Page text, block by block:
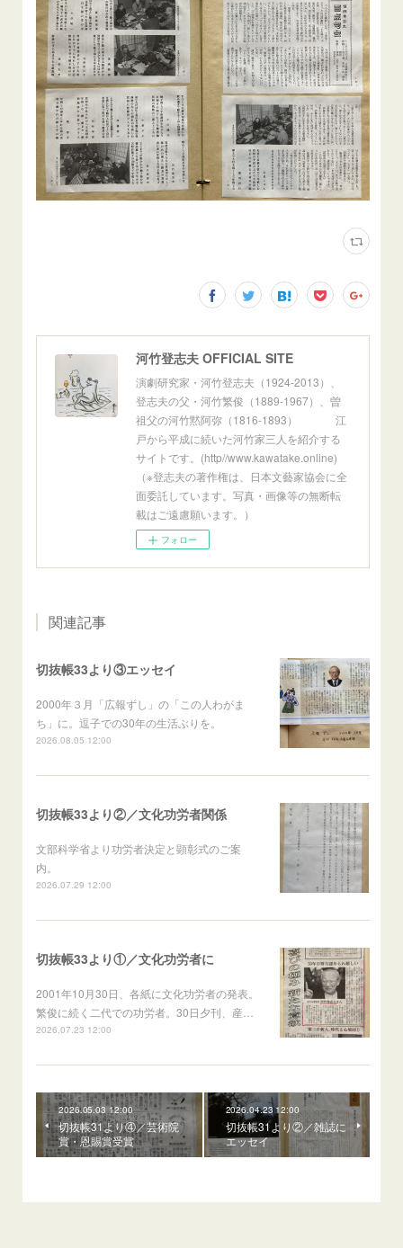
河竹登志夫 OFFICIAL SITE
演劇研究家・河竹登志夫（1924-2013）、
登志夫の父・河竹繁俊（1889-1967）、曽
祖父の河竹黙阿弥（1816-1893） 江
戸から平成に続いた河竹家三人を紹介する
サイトです。(http//www.kawatake.online)
（※登志夫の著作権は、日本文藝家協会に全
面委託しています。写真・画像等の無断転
載はご遠慮願います。）
フォロー
関連記事
切抜帳33より③エッセイ
2000年３月「広報ずし」の「この人わがま
ち」に。逗子での30年の生活ぶりを。
2026.08.05 12:00
切抜帳33より②／文化功労者関係
文部科学省より功労者決定と顕彰式のご案
内。
2026.07.29 12:00
切抜帳33より①／文化功労者に
2001年10月30日、各紙に文化功労者の発表。
繁俊に続く二代での功労者。30日夕刊、産…
2026.07.23 12:00
2026.05.03 12:00
切抜帳31より④／芸術院
賞・恩賜賞受賞
2026.04.23 12:00
切抜帳31より②／雑誌に
エッセイ